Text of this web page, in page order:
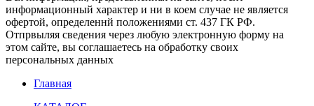
информационный характер и ни в коем случае не является
офертой, определеннй положениями ст. 437 ГК РФ.
Отпрвыляя сведения через любую электронную форму на
этом сайте, вы соглашаетесь на обработку своих
персональных данных
Главная